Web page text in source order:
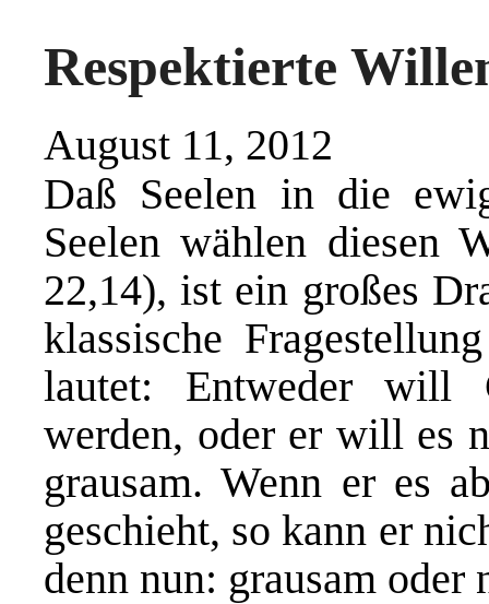
Respektierte
August 11, 2012
Daß Seelen in die
Seelen wählen diesen
22,14), ist ein großes
klassische
lautet: Entweder will
werden, oder er will es
grausam. Wenn er es
geschieht, so kann er
denn nun: grausam